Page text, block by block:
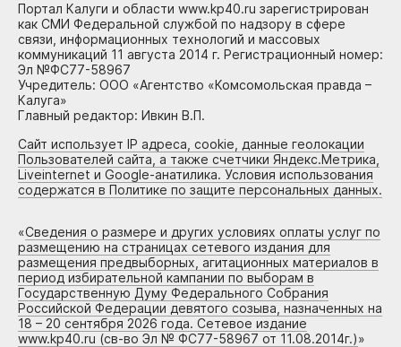
Портал Калуги и области www.kp40.ru зарегистрирован
как СМИ Федеральной службой по надзору в сфере
связи, информационных технологий и массовых
коммуникаций 11 августа 2014 г. Регистрационный номер:
Эл №ФС77-58967
Учредитель: ООО «Агентство «Комсомольская правда –
Калуга»
Главный редактор: Ивкин В.П.
Сайт использует IP адреса, cookie, данные геолокации
Пользователей сайта, а также счетчики Яндекс.Метрика,
Liveinternet и Google-анатилика. Условия использования
содержатся в Политике по защите персональных данных.
«Сведения о размере и других условиях оплаты услуг по
размещению на страницах сетевого издания для
размещения предвыборных, агитационных материалов в
период избирательной кампании по выборам в
Государственную Думу Федерального Собрания
Российской Федерации девятого созыва, назначенных на
18 – 20 сентября 2026 года. Сетевое издание
www.kp40.ru (св-во Эл № ФС77-58967 от 11.08.2014г.)»